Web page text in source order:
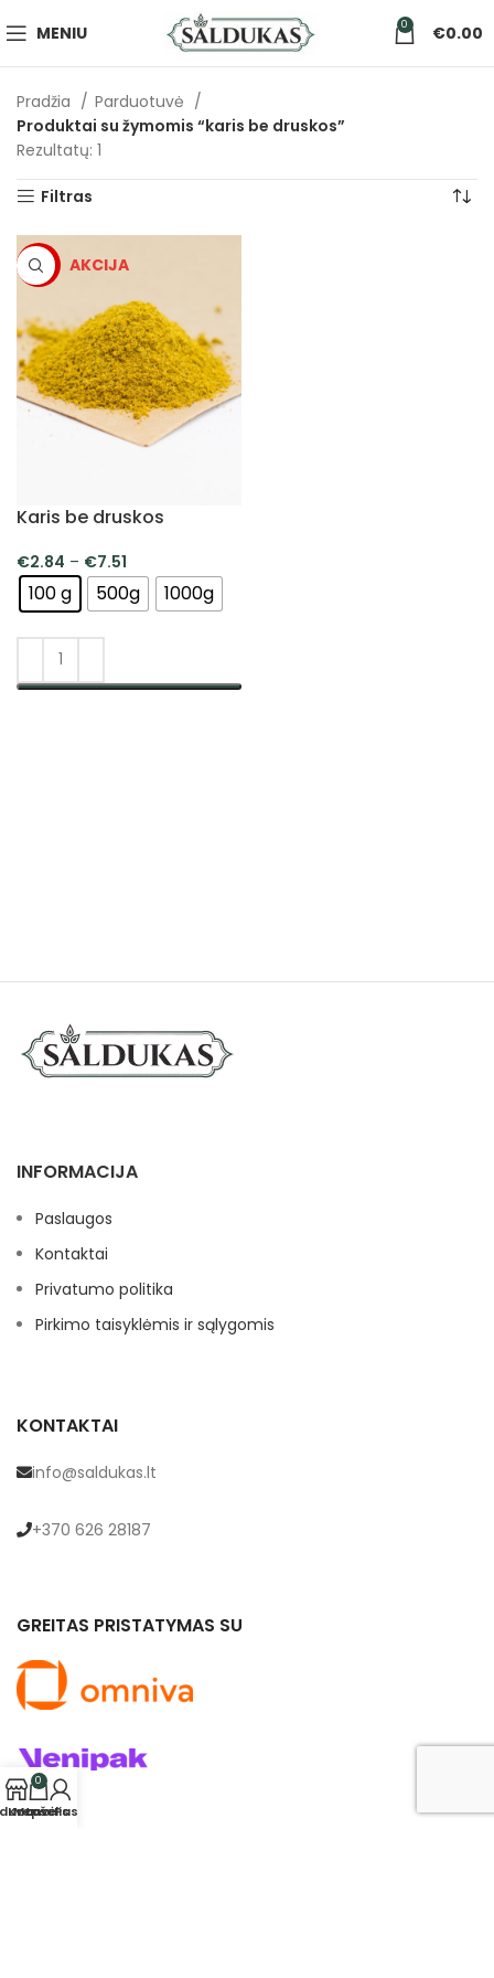
MENIU 0 €0.00
Pradžia
Parduotuvė
Produktai su žymomis “karis be druskos”
Rezultatų: 1
Filtras
-5%
Karis be druskos
€2.84 – €7.51
100 g 500g 1000g
INFORMACIJA
Paslaugos
Kontaktai
Privatumo politika
Pirkimo taisyklėmis ir sąlygomis
KONTAKTAI
info@saldukas.lt
+370 626 28187
GREITAS PRISTATYMAS SU
0
Krepšelis
Mano Paskyra